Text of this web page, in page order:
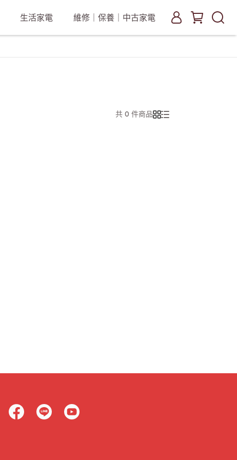
生活家電 維修｜保養｜中古家電
共 0 件商品